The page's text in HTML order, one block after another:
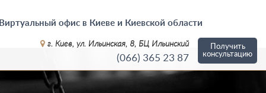
Виртуальный офис в Киеве и Киевской области
Получить
консультацию
г. Киев, ул. Ильинская, 8, БЦ Ильинский
(066) 365 23 87